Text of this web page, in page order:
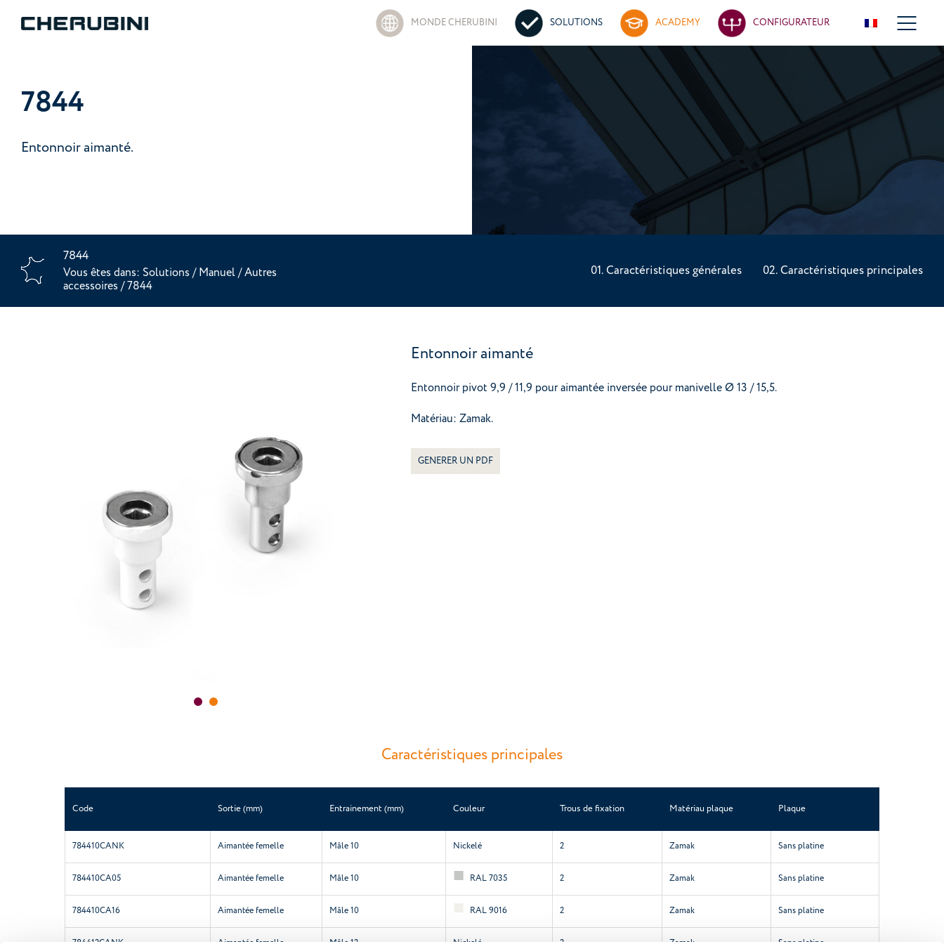
MONDE CHERUBINI SOLUTIONS ACADEMY CONFIGURATEUR
7844
Entonnoir aimanté.
7844
Vous êtes dans: Solutions/ Manuel/Autres
accessoires/7844
Caractéristiques générales Caractéristiques principales
Entonnoir aimanté
Entonnoir pivot 9,9 / 11,9 pour aimantée inversée pour manivelle Ø 13 / 15,5.
Matériau: Zamak.
GENERER UN PDF
Caractéristiques principales
Code Sortie (mm) Entrainement (mm) Couleur Trous de fixation Matériau plaque Plaque
784410CANK Aimantée femelle Mâle 10 Nickelé 2 Zamak Sans platine
784410CA05 Aimantée femelle Mâle 10 RAL 7035 2 Zamak Sans platine
784410CA16 Aimantée femelle Mâle 10 RAL 9016 2 Zamak Sans platine